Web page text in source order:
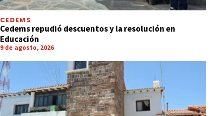
CEDEMS
Cedems repudió descuentos y la resolución en
Educación
9 de agosto, 2026